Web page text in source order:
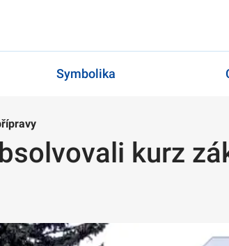
Symbolika
kurz